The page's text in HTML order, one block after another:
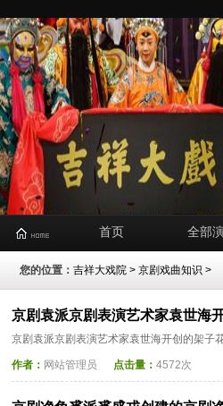
首页 全部
您的位置： 吉祥大戏院 > 京剧戏曲知识 >
京剧袁派京剧表演艺术家袁世海
京剧袁派京剧表演艺术家袁世海开创的架子
作者： 网站管理员 点击量： 4572次